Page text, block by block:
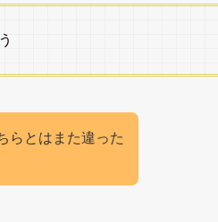
らとはまた違った